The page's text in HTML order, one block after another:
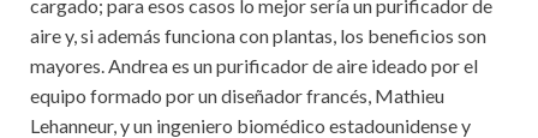
cargado; para esos casos lo mejor sería un purificador de
aire y, si además funciona con plantas, los beneficios son
mayores. Andrea es un purificador de aire ideado por el
equipo formado por un diseñador francés, Mathieu
Lehanneur, y un ingeniero biomédico estadounidense y